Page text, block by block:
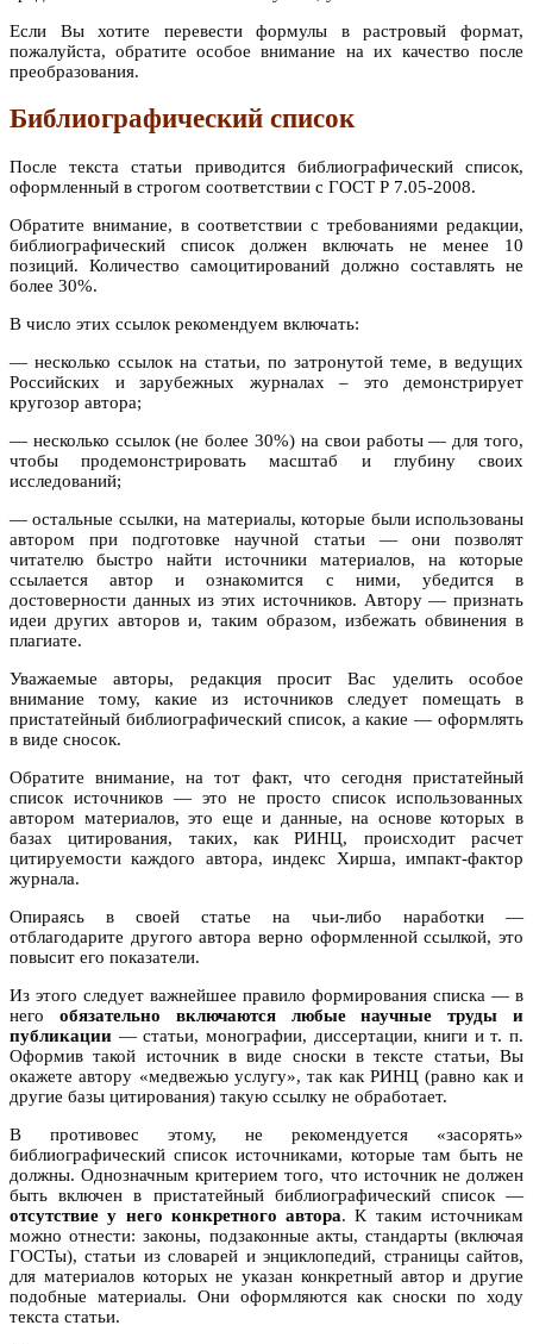
Если Вы хотите перевести формулы в растровый формат,
пожалуйста, обратите особое внимание на их качество после
преобразования.
Библиографический список
После текста статьи приводится библиографический список,
оформленный в строгом соответствии с ГОСТ Р 7.05-2008.
Обратите внимание, в соответствии с требованиями редакции,
библиографический список должен включать не менее 10
позиций. Количество самоцитирований должно составлять не
более 30%.
В число этих ссылок рекомендуем включать:
— несколько ссылок на статьи, по затронутой теме, в ведущих
Российских и зарубежных журналах – это демонстрирует
кругозор автора;
— несколько ссылок (не более 30%) на свои работы — для того,
чтобы продемонстрировать масштаб и глубину своих
исследований;
— остальные ссылки, на материалы, которые были использованы
автором при подготовке научной статьи — они позволят
читателю быстро найти источники материалов, на которые
ссылается автор и ознакомится с ними, убедится в
достоверности данных из этих источников. Автору — признать
идеи других авторов и, таким образом, избежать обвинения в
плагиате.
Уважаемые авторы, редакция просит Вас уделить особое
внимание тому, какие из источников следует помещать в
пристатейный библиографический список, а какие — оформлять
в виде сносок.
Обратите внимание, на тот факт, что сегодня пристатейный
список источников — это не просто список использованных
автором материалов, это еще и данные, на основе которых в
базах цитирования, таких, как РИНЦ, происходит расчет
цитируемости каждого автора, индекс Хирша, импакт-фактор
журнала.
Опираясь в своей статье на чьи-либо наработки —
отблагодарите другого автора верно оформленной ссылкой, это
повысит его показатели.
Из этого следует важнейшее правило формирования списка — в
него обязательно включаются любые научные труды и
публикации — статьи, монографии, диссертации, книги и т. п.
Оформив такой источник в виде сноски в тексте статьи, Вы
окажете автору «медвежью услугу», так как РИНЦ (равно как и
другие базы цитирования) такую ссылку не обработает.
В противовес этому, не рекомендуется «засорять»
библиографический список источниками, которые там быть не
должны. Однозначным критерием того, что источник не должен
быть включен в пристатейный библиографический список —
отсутствие у него конкретного автора. К таким источникам
можно отнести: законы, подзаконные акты, стандарты (включая
ГОСТы), статьи из словарей и энциклопедий, страницы сайтов,
для материалов которых не указан конкретный автор и другие
подобные материалы. Они оформляются как сноски по ходу
текста статьи.